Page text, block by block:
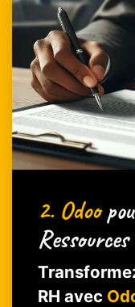
2. Odoo
RH avec